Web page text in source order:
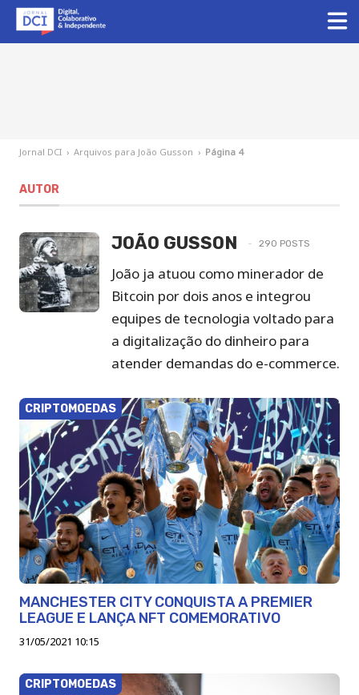
Jornal DCI › Arquivos para João Gusson › Página 4
AUTOR
JOÃO GUSSON 290 POSTS
João ja atuou como minerador de
Bitcoin por dois anos e integrou
equipes de tecnologia voltado para
a digitalização do dinheiro para
atender demandas do e-commerce.
CRIPTOMOEDAS
MANCHESTER CITY CONQUISTA A PREMIER
LEAGUE E LANÇA NFT COMEMORATIVO
31/05/2021 10:15
CRIPTOMOEDAS